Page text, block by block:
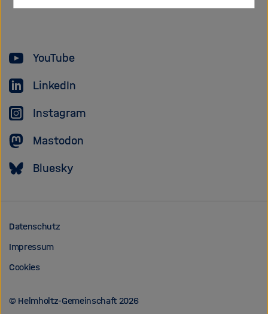
YouTube
LinkedIn
Instagram
Mastodon
Bluesky
Datenschutz
Impressum
Cookies
© Helmholtz-Gemeinschaft 2026